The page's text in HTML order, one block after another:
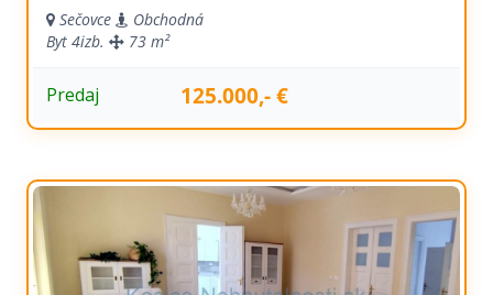
Sečovce
Obchodná
Byt 4izb. 73 m²
Predaj 125.000,- €